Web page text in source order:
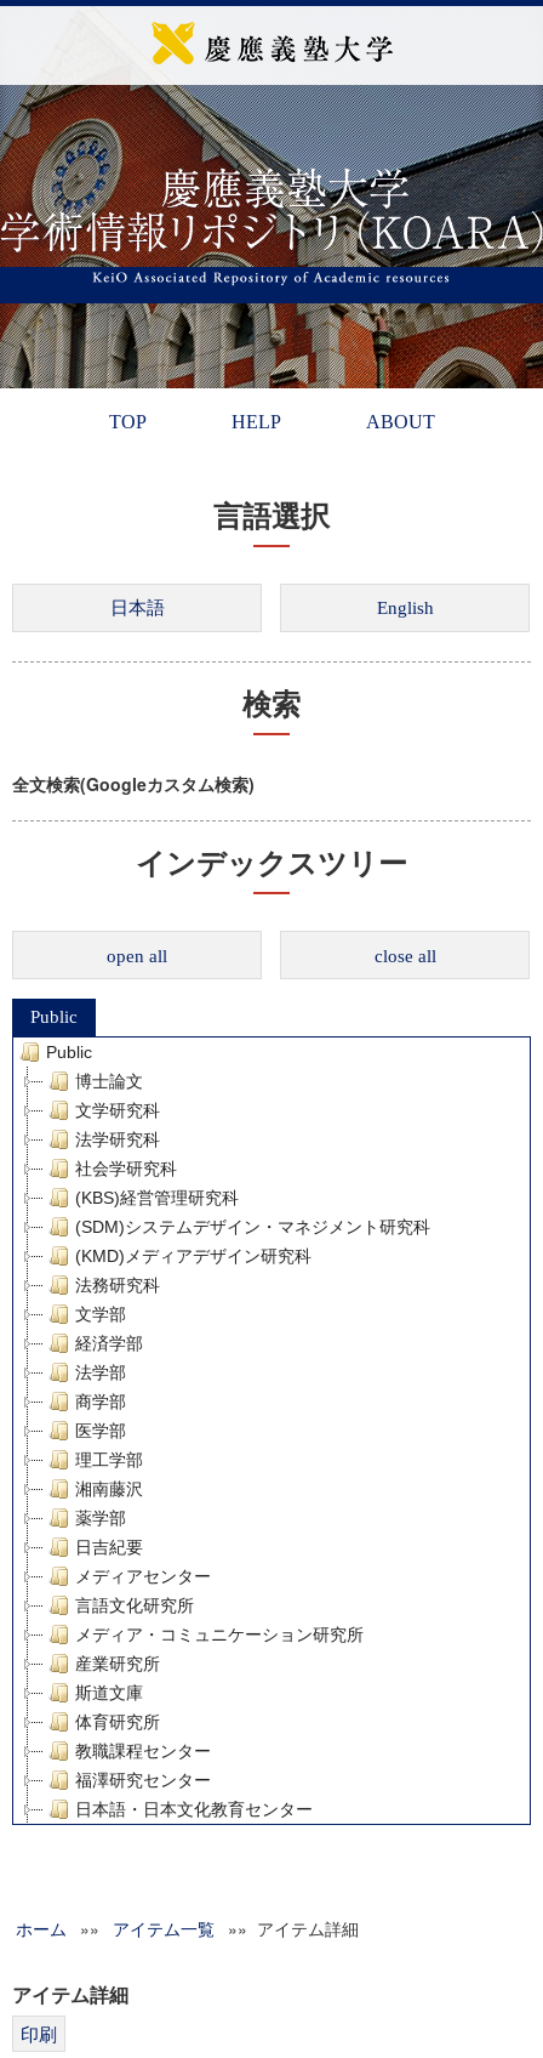
TOP HELP ABOUT
言語選択
検索
全文検索(Googleカスタム検索)
インデックスツリー
open all close all
Public
Public
博士論文
文学研究科
法学研究科
社会学研究科
(KBS)経営管理研究科
(SDM)システムデザイン・マネジメント研究科
(KMD)メディアデザイン研究科
法務研究科
文学部
経済学部
法学部
商学部
医学部
理工学部
湘南藤沢
薬学部
日吉紀要
メディアセンター
言語文化研究所
メディア・コミュニケーション研究所
産業研究所
斯道文庫
体育研究所
教職課程センター
福澤研究センター
日本語・日本文化教育センター
グローバルリサーチインスティテュート
科学研究費補助金研究成果報告書
ホーム »» アイテム一覧 »» アイテム詳細
アイテム詳細